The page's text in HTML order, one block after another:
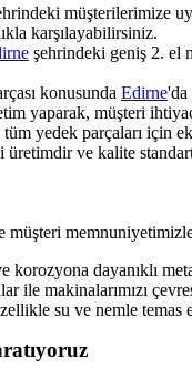
müşterilerimize
karşılayabilirsiniz.
şehrindeki geniş 2. el
konusunda Edirne'da
yaparak, müşteri
tüm yedek parçaları için
üretimdir ve kalite
müşteri
dayanıklı
ile makinalarımızı
su ve nemle temas